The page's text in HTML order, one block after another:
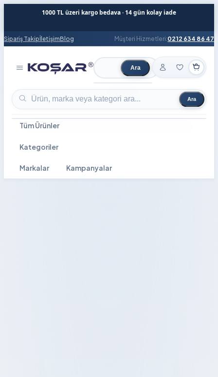
1000 TL üzeri kargo bedava · 14 gün kolay iade
Sipariş TakipİletişimBlog Müşteri Hizmetleri:0212 634 86 47
Ürün ara Ara
Ürün ara Ara
Tüm Ürünler
Kategoriler
Markalar Kampanyalar